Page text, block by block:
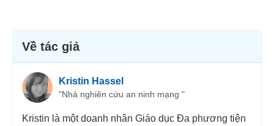
Về tác giả
Kristin Hassel
"Nhà nghiên cứu an ninh mạng "
Kristin là một doanh nhân Giáo dục Đa phương tiện